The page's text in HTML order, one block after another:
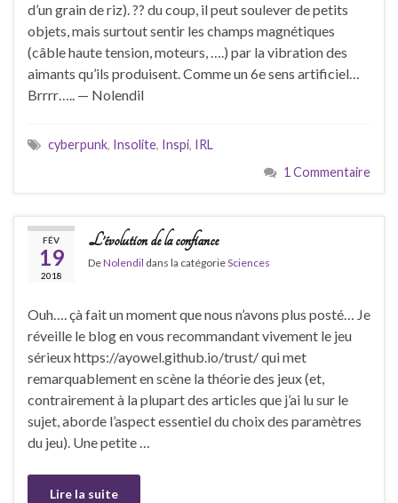
d’un grain de riz). ?? du coup, il peut soulever de petits
objets, mais surtout sentir les champs magnétiques
(câble haute tension, moteurs, ….) par la vibration des
aimants qu’ils produisent. Comme un 6e sens artificiel…
Brrrr….. — Nolendil
cyberpunk, Insolite, Inspi, IRL
1 Commentaire
FÉV
19
2018
L’évolution de la confiance
DeNolendil dans la catégorieSciences
Ouh…. çà fait un moment que nous n’avons plus posté… Je
réveille le blog en vous recommandant vivement le jeu
sérieux https://ayowel.github.io/trust/ qui met
remarquablement en scène la théorie des jeux (et,
contrairement à la plupart des articles que j’ai lu sur le
sujet, aborde l’aspect essentiel du choix des paramètres
du jeu). Une petite …
Lire la suite